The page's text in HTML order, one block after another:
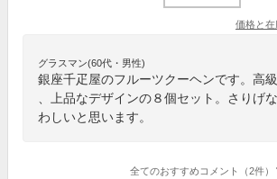
価格と在
グラスマン(60代・男性)
銀座千疋屋のフルーツクーヘンです。高
、上品なデザインの８個セット。さりげ
わしいと思います。
全てのおすすめコメント（2件）